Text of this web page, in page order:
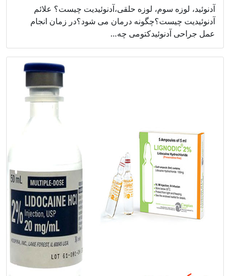
آدنوئید، لوزه سوم، لوزه حلقی،آدنوئیدیت چیست؟ علائم
آدنوئیدیت چیست؟چگونه درمان می شود؟در زمان انجام
عمل جراحی آدنوئیدکتومی چه…